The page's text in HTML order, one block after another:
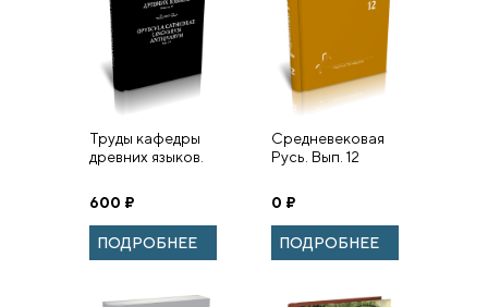
Труды кафедры
древних языков.
600 ₽
ПОДРОБНЕЕ
Средневековая
Русь. Вып. 12
0 ₽
ПОДРОБНЕЕ